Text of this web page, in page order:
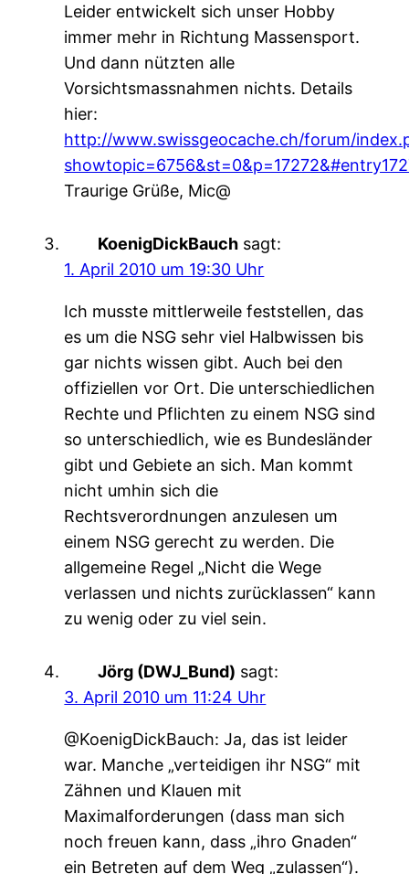
Leider entwickelt sich unser Hobby
immer mehr in Richtung Massensport.
Und dann nützten alle
Vorsichtsmassnahmen nichts. Details
hier:
http://www.swissgeocache.ch/forum/
Traurige Grüße, Mic@
KoenigDickBauch sagt:
1. April 2010 um 19:30 Uhr
Ich musste mittlerweile feststellen, das
es um die NSG sehr viel Halbwissen bis
gar nichts wissen gibt. Auch bei den
offiziellen vor Ort. Die unterschiedlichen
Rechte und Pflichten zu einem NSG sind
so unterschiedlich, wie es Bundesländer
gibt und Gebiete an sich. Man kommt
nicht umhin sich die
Rechtsverordnungen anzulesen um
einem NSG gerecht zu werden. Die
allgemeine Regel „Nicht die Wege
verlassen und nichts zurücklassen“ kann
zu wenig oder zu viel sein.
Jörg (DWJ_Bund) sagt:
3. April 2010 um 11:24 Uhr
@KoenigDickBauch: Ja, das ist leider
war. Manche „verteidigen ihr NSG“ mit
Zähnen und Klauen mit
Maximalforderungen (dass man sich
noch freuen kann, dass „ihro Gnaden“
ein Betreten auf dem Weg „zulassen“).